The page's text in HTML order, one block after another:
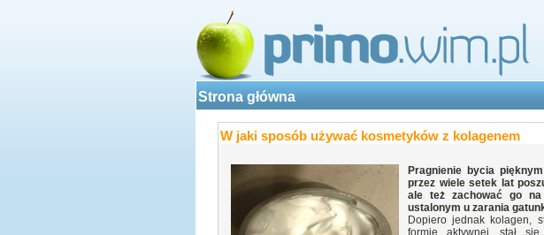
Strona główna
W jaki sposób używać kosmetyków z kolagenem
Pragnienie bycia
przez wiele setek lat
ale też zachować go na
ustalonym u zarania
Dopiero jednak kolagen,
formie aktywnej, stał